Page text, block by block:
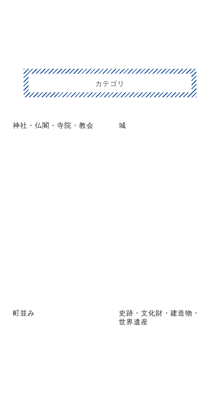
カテゴリ
神社・仏閣・寺院・教会 城
町並み
史跡・文化財・建造物・
世界遺産